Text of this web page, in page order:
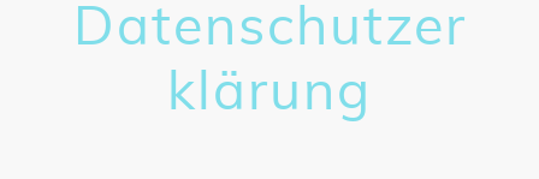
Datenschutzer
klärung